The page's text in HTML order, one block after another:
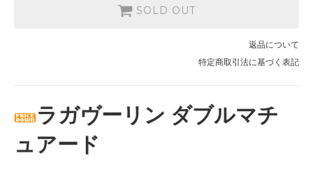
SOLD OUT
返品について
特定商取引法に基づく表記
ラガヴーリン ダブルマチ
ュアード